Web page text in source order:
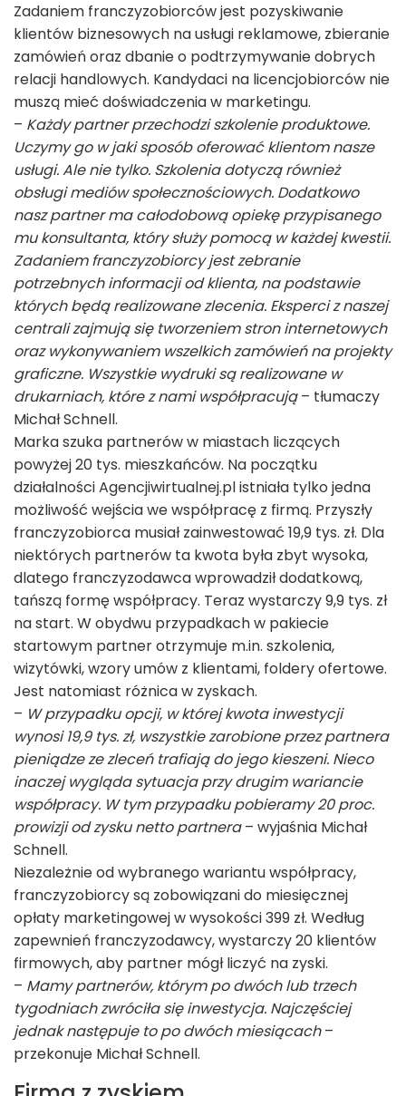
Zadaniem franczyzobiorców jest pozyskiwanie
klientów biznesowych na usługi reklamowe, zbieranie
zamówień oraz dbanie o podtrzymywanie dobrych
relacji handlowych. Kandydaci na licencjobiorców nie
muszą mieć doświadczenia w marketingu.
– Każdy partner przechodzi szkolenie produktowe.
Uczymy go w jaki sposób oferować klientom nasze
usługi. Ale nie tylko. Szkolenia dotyczą również
obsługi mediów społecznościowych. Dodatkowo
nasz partner ma całodobową opiekę przypisanego
mu konsultanta, który służy pomocą w każdej kwestii.
Zadaniem franczyzobiorcy jest zebranie
potrzebnych informacji od klienta, na podstawie
których będą realizowane zlecenia. Eksperci z naszej
centrali zajmują się tworzeniem stron internetowych
oraz wykonywaniem wszelkich zamówień na projekty
graficzne. Wszystkie wydruki są realizowane w
drukarniach, które z nami współpracują– tłumaczy
Michał Schnell.
Marka szuka partnerów w miastach liczących
powyżej 20 tys. mieszkańców. Na początku
działalności Agencjiwirtualnej.pl istniała tylko jedna
możliwość wejścia we współpracę z firmą. Przyszły
franczyzobiorca musiał zainwestować 19,9 tys. zł. Dla
niektórych partnerów ta kwota była zbyt wysoka,
dlatego franczyzodawca wprowadził dodatkową,
tańszą formę współpracy. Teraz wystarczy 9,9 tys. zł
na start. W obydwu przypadkach w pakiecie
startowym partner otrzymuje m.in. szkolenia,
wizytówki, wzory umów z klientami, foldery ofertowe.
Jest natomiast różnica w zyskach.
– W przypadku opcji, w której kwota inwestycji
wynosi 19,9 tys. zł, wszystkie zarobione przez partnera
pieniądze ze zleceń trafiają do jego kieszeni. Nieco
inaczej wygląda sytuacja przy drugim wariancie
współpracy. W tym przypadku pobieramy 20 proc.
prowizji od zysku netto partnera– wyjaśnia Michał
Schnell.
Niezależnie od wybranego wariantu współpracy,
franczyzobiorcy są zobowiązani do miesięcznej
opłaty marketingowej w wysokości 399 zł. Według
zapewnień franczyzodawcy, wystarczy 20 klientów
firmowych, aby partner mógł liczyć na zyski.
– Mamy partnerów, którym po dwóch lub trzech
tygodniach zwróciła się inwestycja. Najczęściej
jednak następuje to po dwóch miesiącach–
przekonuje Michał Schnell.